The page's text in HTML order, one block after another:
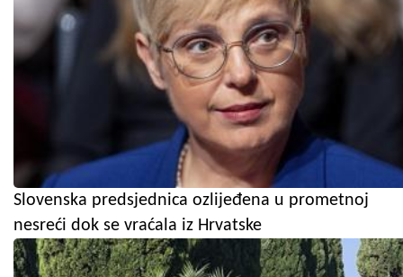
Slovenska predsjednica ozlijeđena u prometnoj
nesreći dok se vraćala iz Hrvatske